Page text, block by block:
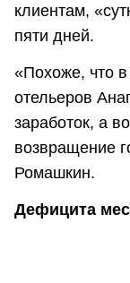
клиентам,
пяти дней.
«Похоже, что в
отельеров
заработок, а
возвращение
Ромашкин.
Дефицита